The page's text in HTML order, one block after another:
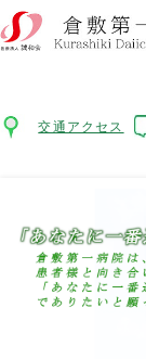
交通アクセス